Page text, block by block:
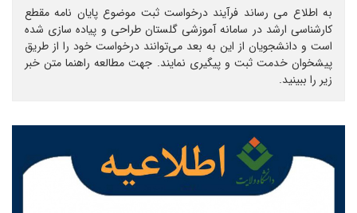
به اطلاع می رساند فرآیند درخواست ثبت موضوع پایان نامه مقطع
کارشناسی ارشد در سامانه آموزشی گلستان طراحی و پیاده سازی شده
است و دانشجویان از این به بعد می‌توانند درخواست خود را از طریق
پیشخوان خدمت ثبت و پیگیری نمایند. جهت مطالعه راهنما متن خبر
زیر را ببینید.